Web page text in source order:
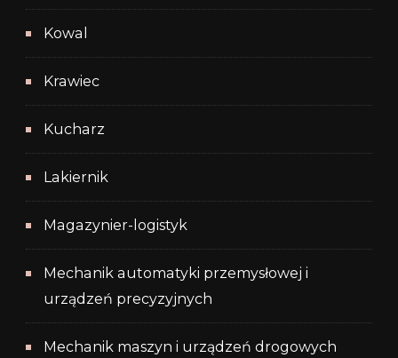
Kowal
Krawiec
Kucharz
Lakiernik
Magazynier-logistyk
Mechanik automatyki przemysłowej i
urządzeń precyzyjnych
Mechanik maszyn i urządzeń drogowych